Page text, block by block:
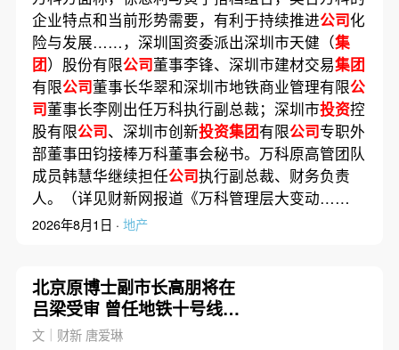
企业特点和当前形势需要，有利于持续推进公司化
险与发展……，深圳国资委派出深圳市天健（集
团）股份有限公司董事李锋、深圳市建材交易集团
有限公司董事长华翠和深圳市地铁商业管理有限公
司董事长李刚出任万科执行副总裁；深圳市投资控
股有限公司、深圳市创新投资集团有限公司专职外
部董事田钧接棒万科董事会秘书。万科原高管团队
成员韩慧华继续担任公司执行副总裁、财务负责
人。（详见财新网报道《万科管理层大变动……
2026年8月1日 · 地产
北京原博士副市长高朋将在
吕梁受审 曾任地铁十号线投
资公司一把手
文｜财新 唐爱琳